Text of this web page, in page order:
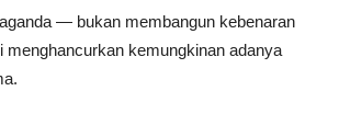
— bukan membangun kebenaran
menghancurkan kemungkinan adanya